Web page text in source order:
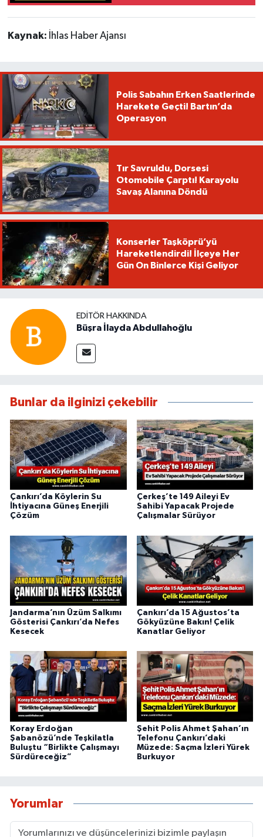
Kaynak: İhlas Haber Ajansı
Polis Sabahın Erken Saatlerinde
Harekete Geçti! Bartın’da
Operasyon
Tır Savruldu, Dorsesi
Otomobile Çarptı! Karayolu
Savaş Alanına Döndü
Konserler Taşköprü’yü
Hareketlendirdi! İlçeye Her
Gün On Binlerce Kişi Geliyor
EDITÖR HAKKINDA
Büşra İlayda Abdullahoğlu
Bunlar da ilginizi çekebilir
Çankırı’da Köylerin Su
İhtiyacına Güneş Enerjili
Çözüm
Çerkeş’te 149 Aileyi Ev
Sahibi Yapacak Projede
Çalışmalar Sürüyor
Jandarma’nın Üzüm Salkımı
Gösterisi Çankırı’da Nefes
Kesecek
Çankırı’da 15 Ağustos’ta
Gökyüzüne Bakın! Çelik
Kanatlar Geliyor
Koray Erdoğan
Şabanözü’nde Teşkilatla
Buluştu “Birlikte Çalışmayı
Sürdüreceğiz”
Şehit Polis Ahmet Şahan’ın
Telefonu Çankırı’daki
Müzede: Saçma İzleri Yürek
Burkuyor
Yorumlar